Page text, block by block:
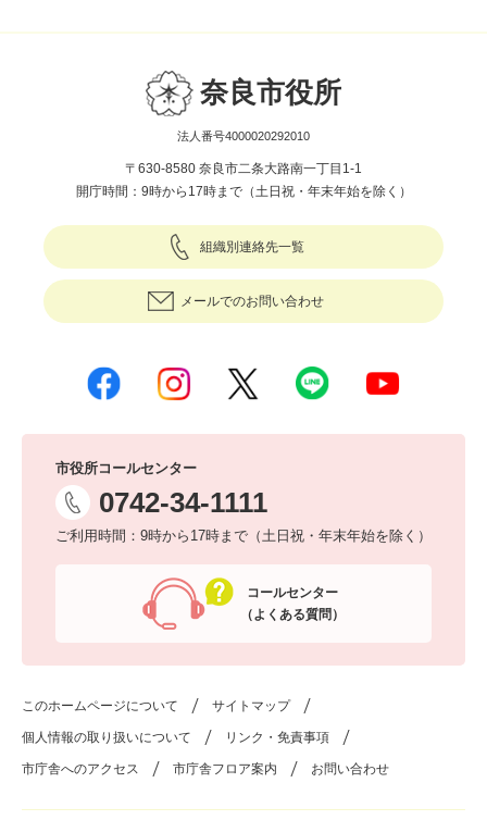
奈良市役所
法人番号4000020292010
〒630-8580 奈良市二条大路南一丁目1-1
開庁時間：9時から17時まで（土日祝・年末年始を除く）
組織別連絡先一覧
メールでのお問い合わせ
市役所コールセンター
0742-34-1111
ご利用時間：9時から17時まで（土日祝・年末年始を除く）
コールセンター
（よくある質問）
このホームページについて サイトマップ
個人情報の取り扱いについて リンク・免責事項
市庁舎へのアクセス 市庁舎フロア案内 お問い合わせ